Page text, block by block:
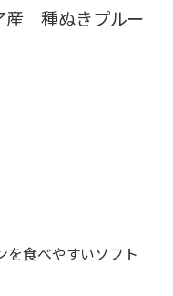
産 種ぬきプルー
を食べやすいソフト